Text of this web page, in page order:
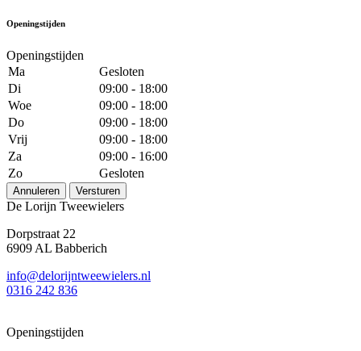
Openingstijden
Openingstijden
Ma
Gesloten
Di
09:00 - 18:00
Woe
09:00 - 18:00
Do
09:00 - 18:00
Vrij
09:00 - 18:00
Za
09:00 - 16:00
Zo
Gesloten
Annuleren Versturen
De Lorijn Tweewielers
Dorpstraat 22
6909 AL Babberich
info@delorijntweewielers.nl
0316 242 836
Openingstijden